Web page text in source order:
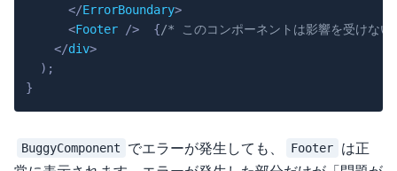
</ErrorBoundary>
<Footer /> {/* このコンポーネントは影響を受けな
</div>
) ;
}
BuggyComponent でエラーが発生しても、 Footer
は正